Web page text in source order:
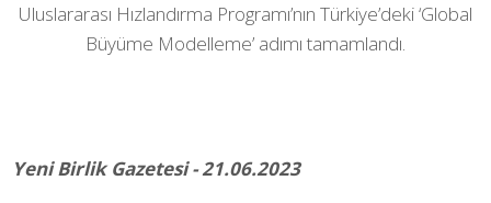
Uluslararası Hızlandırma Programı’nın Türkiye’deki ‘Global
Büyüme Modelleme’ adımı tamamlandı.
Yeni Birlik Gazetesi - 21.06.2023